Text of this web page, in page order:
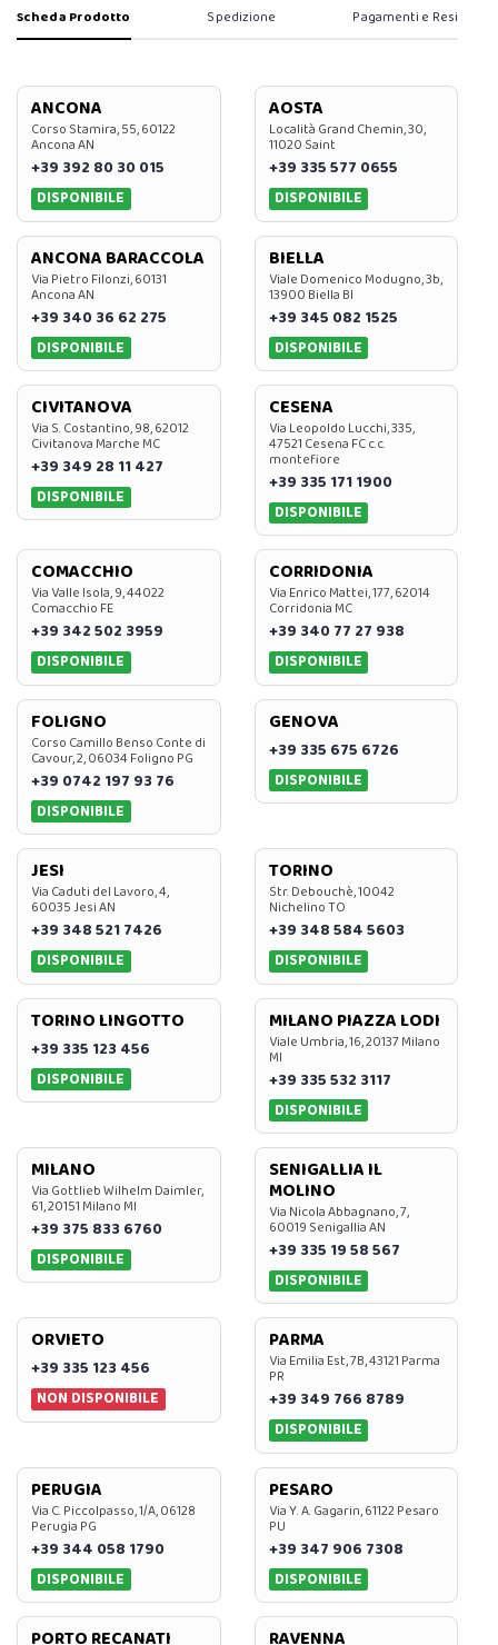
Scheda Prodotto Spedizione Pagamenti e Resi
ANCONA
Corso Stamira, 55, 60122
Ancona AN
+39 392 80 30 015
DISPONIBILE
AOSTA
Località Grand Chemin, 30,
11020 Saint
+39 335 577 0655
DISPONIBILE
ANCONA BARACCOLA
Via Pietro Filonzi, 60131
Ancona AN
+39 340 36 62 275
DISPONIBILE
BIELLA
Viale Domenico Modugno, 3b,
13900 Biella BI
+39 345 082 1525
DISPONIBILE
CIVITANOVA
Via S. Costantino, 98, 62012
Civitanova Marche MC
+39 349 28 11 427
DISPONIBILE
CESENA
Via Leopoldo Lucchi, 335,
47521 Cesena FC c.c.
montefiore
+39 335 171 1900
DISPONIBILE
COMACCHIO
Via Valle Isola, 9, 44022
Comacchio FE
+39 342 502 3959
DISPONIBILE
CORRIDONIA
Via Enrico Mattei, 177, 62014
Corridonia MC
+39 340 77 27 938
DISPONIBILE
FOLIGNO
Corso Camillo Benso Conte di
Cavour, 2, 06034 Foligno PG
+39 0742 197 93 76
DISPONIBILE
GENOVA
+39 335 675 6726
DISPONIBILE
JESI
Via Caduti del Lavoro, 4,
60035 Jesi AN
+39 348 521 7426
DISPONIBILE
TORINO
Str. Debouchè, 10042
Nichelino TO
+39 348 584 5603
DISPONIBILE
TORINO LINGOTTO
+39 335 123 456
DISPONIBILE
MILANO PIAZZA LODI
Viale Umbria, 16, 20137 Milano
MI
+39 335 532 3117
DISPONIBILE
MILANO
Via Gottlieb Wilhelm Daimler,
61, 20151 Milano MI
+39 375 833 6760
DISPONIBILE
SENIGALLIA IL
MOLINO
Via Nicola Abbagnano, 7,
60019 Senigallia AN
+39 335 19 58 567
DISPONIBILE
ORVIETO
+39 335 123 456
NON DISPONIBILE
PARMA
Via Emilia Est, 7B, 43121 Parma
PR
+39 349 766 8789
DISPONIBILE
PERUGIA
Via C. Piccolpasso, 1/A, 06128
Perugia PG
+39 344 058 1790
DISPONIBILE
PESARO
Via Y. A. Gagarin, 61122 Pesaro
PU
+39 347 906 7308
DISPONIBILE
PORTO RECANATI RAVENNA